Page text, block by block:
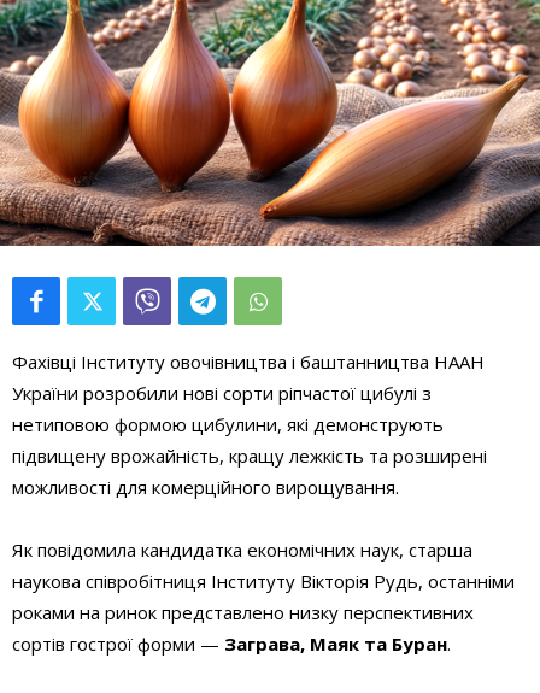
Фахівці Інституту овочівництва і баштанництва НААН
України розробили нові сорти ріпчастої цибулі з
нетиповою формою цибулини, які демонструють
підвищену врожайність, кращу лежкість та розширені
можливості для комерційного вирощування.
Як повідомила кандидатка економічних наук, старша
наукова співробітниця Інституту Вікторія Рудь, останніми
роками на ринок представлено низку перспективних
сортів гострої форми — Заграва, Маяк та Буран.